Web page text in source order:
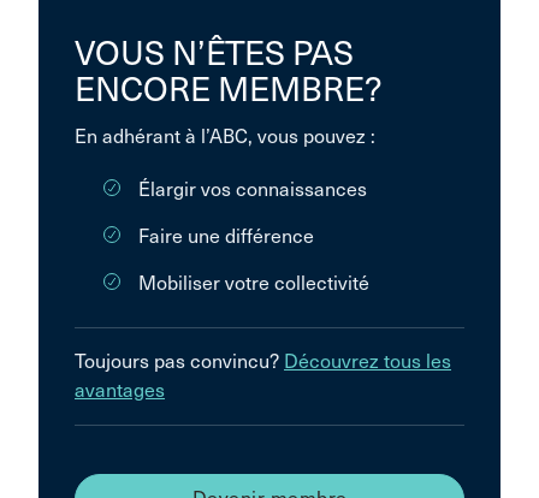
VOUS N’ÊTES PAS
ENCORE MEMBRE?
En adhérant à l’ABC, vous pouvez :
Élargir vos connaissances
Faire une différence
Mobiliser votre collectivité
Toujours pas convincu? Découvrez tous les
avantages